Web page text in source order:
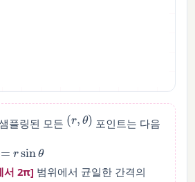
플링된 모든
(r,θ)
포인트는 다음
θ
서 2π] 범위에서 균일한 간격의